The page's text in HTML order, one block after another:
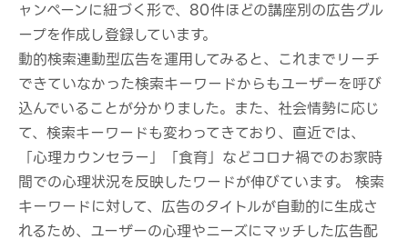
ャンペーンに紐づく形で、80件ほどの講座別の広告グル
ープを作成し登録しています。
動的検索連動型広告を運用してみると、これまでリーチ
できていなかった検索キーワードからもユーザーを呼び
込んでいることが分かりました。また、社会情勢に応じ
て、検索キーワードも変わってきており、直近では、
「心理カウンセラー」「食育」などコロナ禍でのお家時
間での心理状況を反映したワードが伸びています。 検索
キーワードに対して、広告のタイトルが自動的に生成さ
れるため、ユーザーの心理やニーズにマッチした広告配